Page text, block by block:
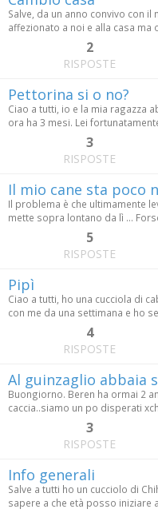
Salve, da un anno convivo con
affezionato a noi e alla casa ma
2
RISPOSTE
Pettorina si o no?
Ciao a tutti, io e la mia ragazza
ora ha 3 mesi. Lei
3
RISPOSTE
Il mio cane sta poco
Il problema è che ultimamente
mette sopra lontano da lì ...
5
RISPOSTE
Pipì
Ciao a tutti, ho una cucciola di
con me da una settimana e ho
4
RISPOSTE
Al guinzaglio abbaia
Buongiorno. Beren ha ormai 2
caccia..siamo un po disperati
3
RISPOSTE
Info generali
Salve a tutti ho un cucciolo di
sapere a che età posso iniziare